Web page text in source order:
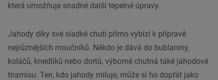
která umožňuje snadné další tepelné úpravy.
Jahody díky své sladké chuti přímo vybízí k přípravě
nejrůznějších moučníků. Někdo je dává do bublaniny,
koláčů, knedlíků nebo dortů, výborně chutná také jahodové
tiramisu. Ten, kdo jahody miluje, může si ho dopřát jako